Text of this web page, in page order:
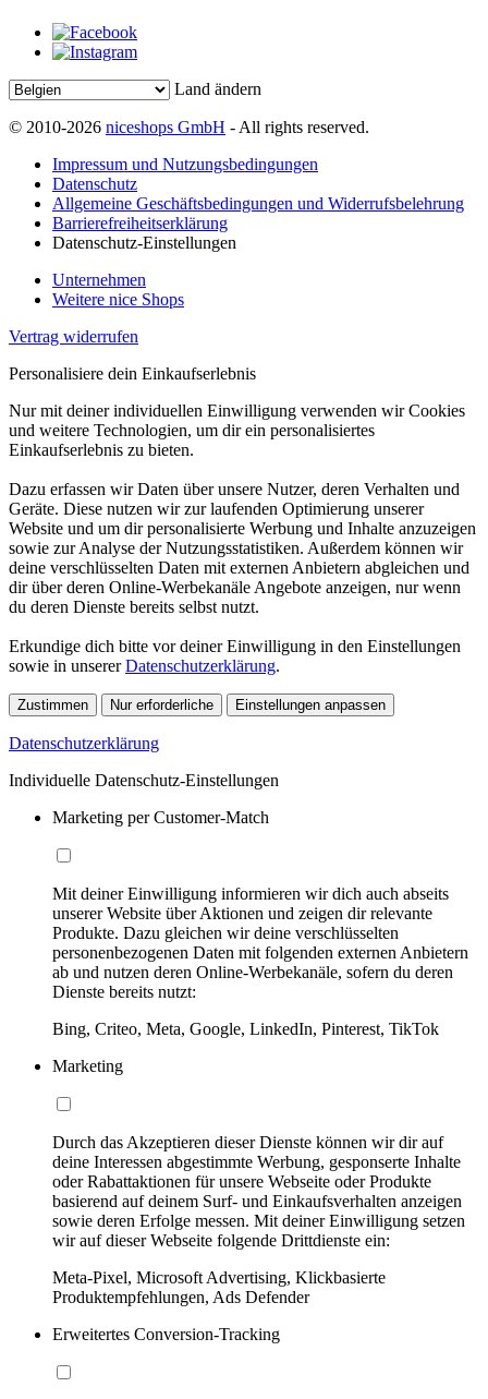
Land ändern
© 2010-2026 niceshops GmbH - All rights reserved.
Impressum und Nutzungsbedingungen
Datenschutz
Allgemeine Geschäftsbedingungen und Widerrufsbelehrung
Barrierefreiheitserklärung
Datenschutz-Einstellungen
Unternehmen
Weitere nice Shops
Vertrag widerrufen
Personalisiere dein Einkaufserlebnis
Nur mit deiner individuellen Einwilligung verwenden wir Cookies
und weitere Technologien, um dir ein personalisiertes
Einkaufserlebnis zu bieten.
Dazu erfassen wir Daten über unsere Nutzer, deren Verhalten und
Geräte. Diese nutzen wir zur laufenden Optimierung unserer
Website und um dir personalisierte Werbung und Inhalte anzuzeigen
sowie zur Analyse der Nutzungsstatistiken. Außerdem können wir
deine verschlüsselten Daten mit externen Anbietern abgleichen und
dir über deren Online-Werbekanäle Angebote anzeigen, nur wenn
du deren Dienste bereits selbst nutzt.
Erkundige dich bitte vor deiner Einwilligung in den Einstellungen
sowie in unsererDatenschutzerklärung.
Zustimmen Nur erforderliche Einstellungen anpassen
Datenschutzerklärung
Individuelle Datenschutz-Einstellungen
Marketing per Customer-Match
Mit deiner Einwilligung informieren wir dich auch abseits
unserer Website über Aktionen und zeigen dir relevante
Produkte. Dazu gleichen wir deine verschlüsselten
personenbezogenen Daten mit folgenden externen Anbietern
ab und nutzen deren Online-Werbekanäle, sofern du deren
Dienste bereits nutzt:
Bing, Criteo, Meta, Google, LinkedIn, Pinterest, TikTok
Marketing
Durch das Akzeptieren dieser Dienste können wir dir auf
deine Interessen abgestimmte Werbung, gesponserte Inhalte
oder Rabattaktionen für unsere Webseite oder Produkte
basierend auf deinem Surf- und Einkaufsverhalten anzeigen
sowie deren Erfolge messen. Mit deiner Einwilligung setzen
wir auf dieser Webseite folgende Drittdienste ein:
Meta-Pixel, Microsoft Advertising, Klickbasierte
Produktempfehlungen, Ads Defender
Erweitertes Conversion-Tracking